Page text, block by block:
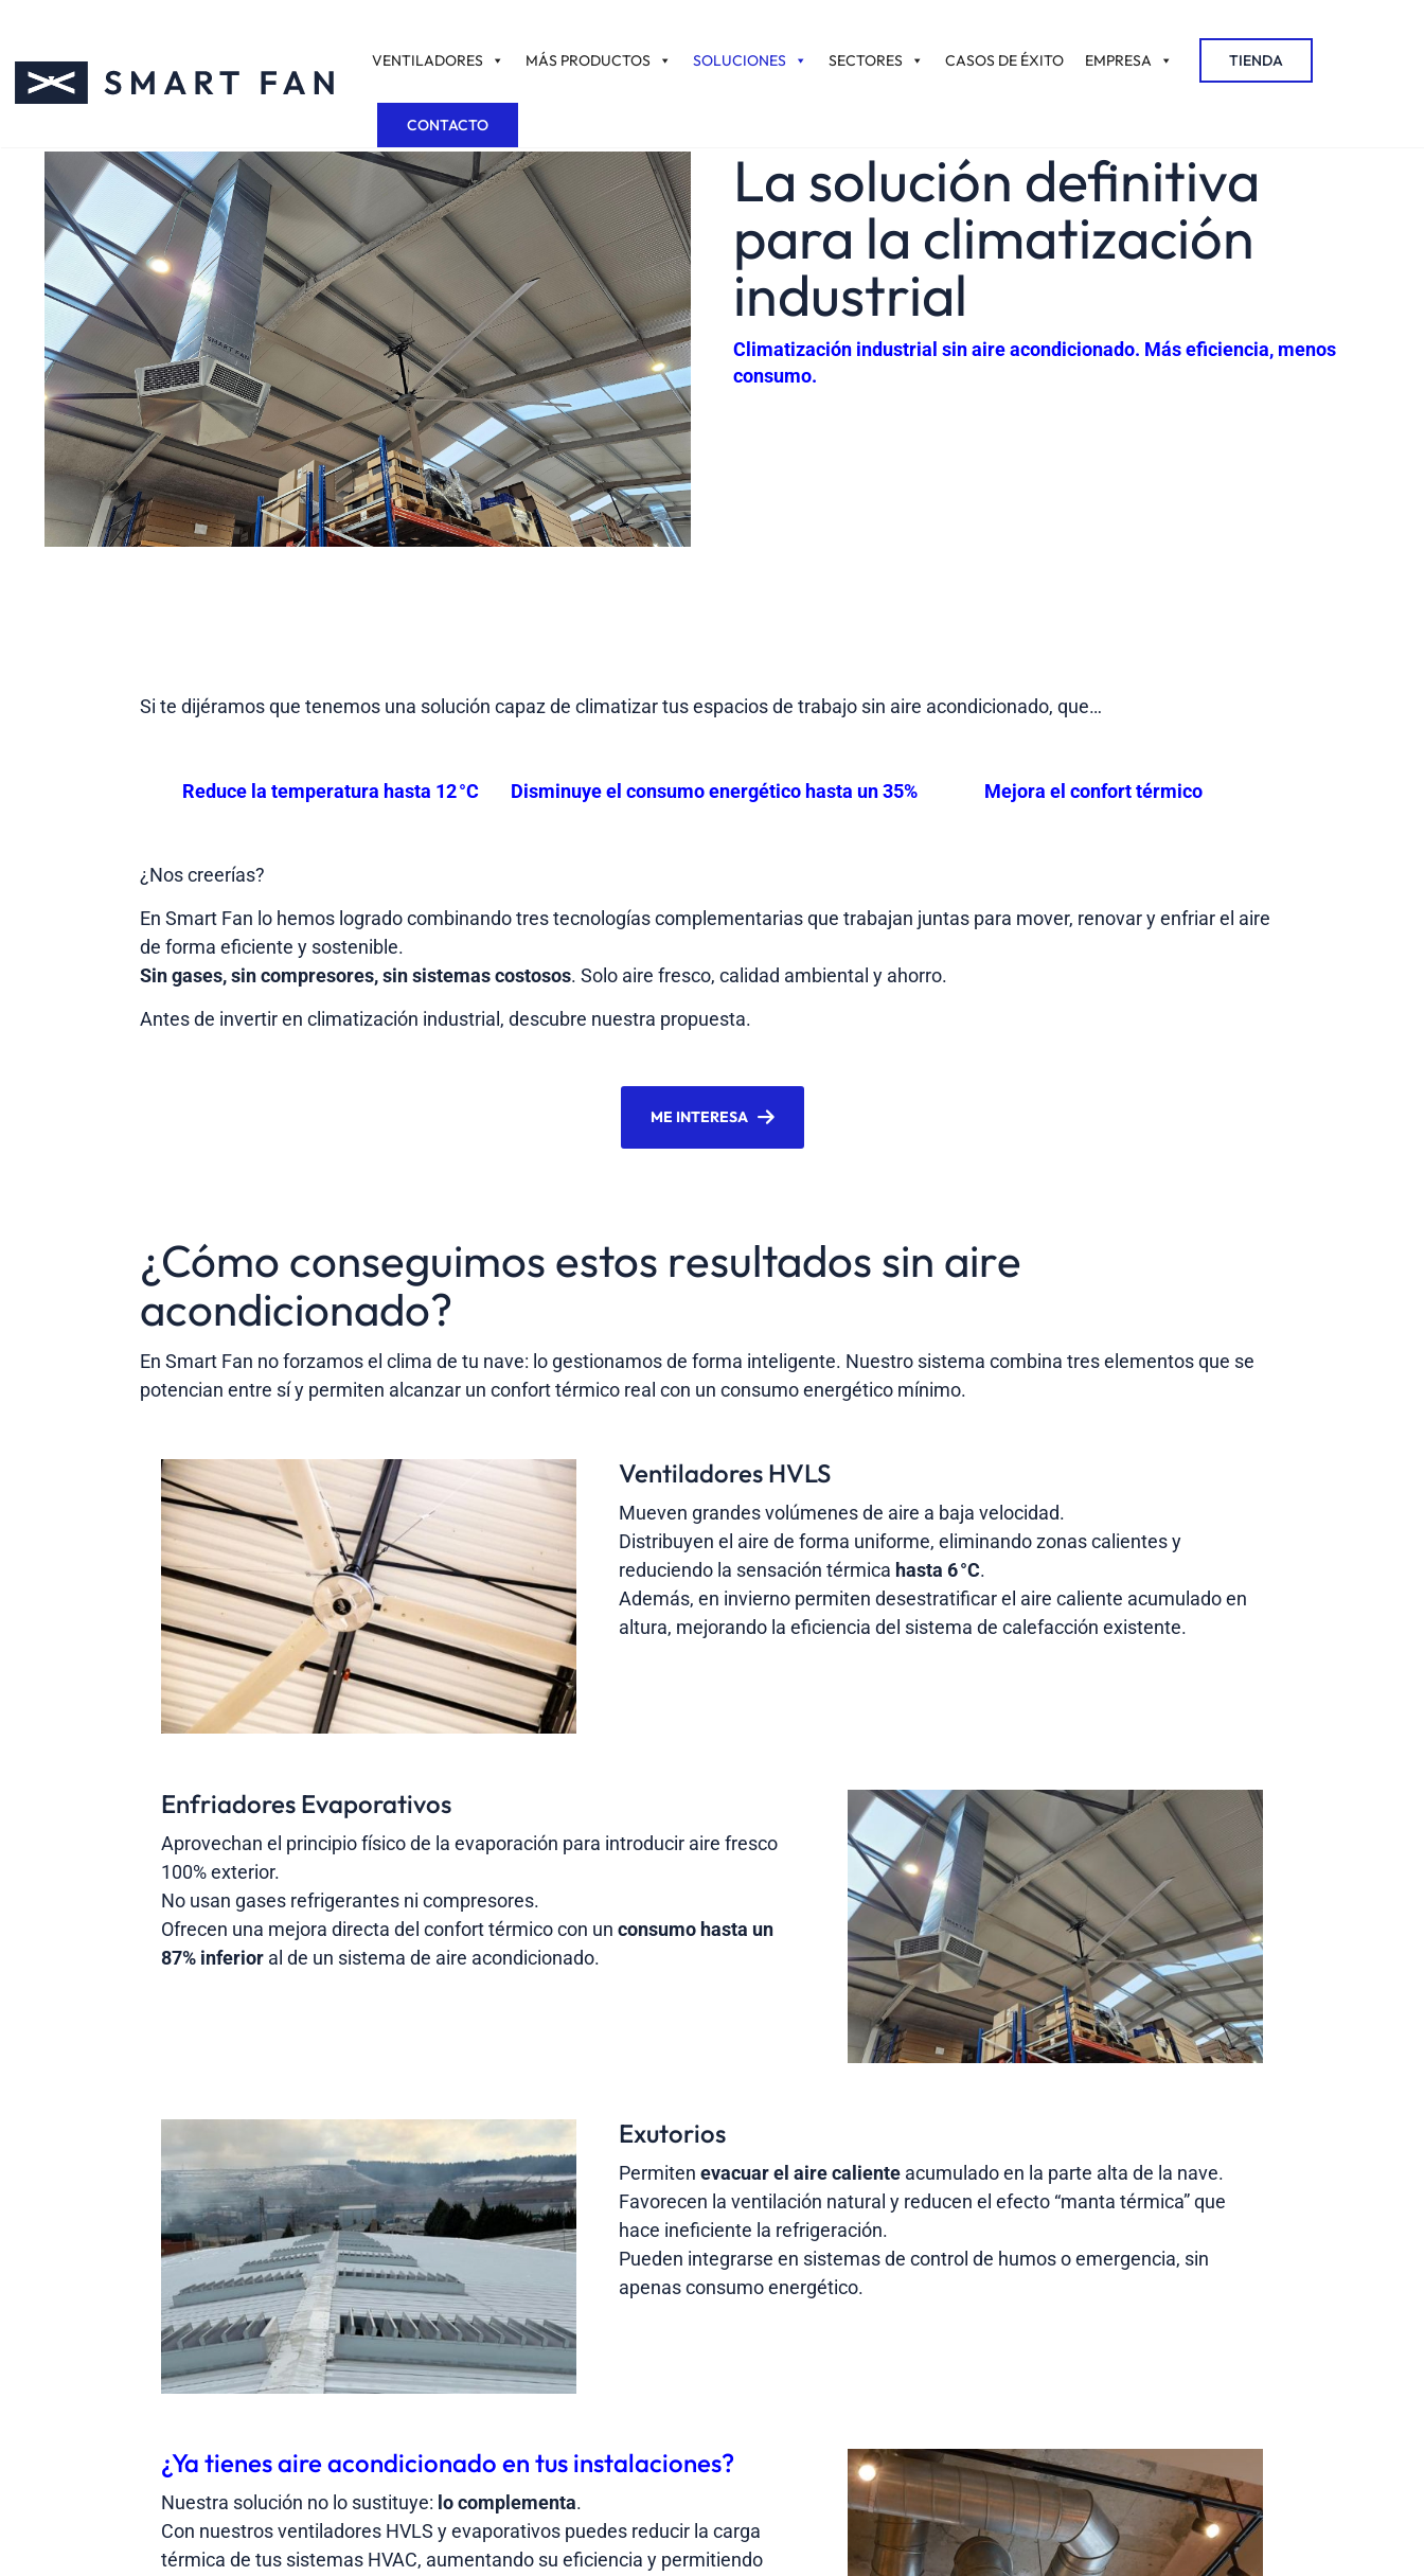
VENTILADORES MÁS PRODUCTOS SOLUCIONES SECTORES CASOS DE ÉXITO EMPRESA TIENDA
CONTACTO
La solución definitiva
para la climatización
industrial
Climatización industrial sin aire acondicionado. Más eficiencia, menos
consumo.
Si te dijéramos que tenemos una solución capaz de climatizar tus espacios de trabajo sin aire acondicionado, que…
Reduce la temperatura hasta 12 °C Disminuye el consumo energético hasta un 35% Mejora el confort térmico
¿Nos creerías?
En Smart Fan lo hemos logrado combinando tres tecnologías complementarias que trabajan juntas para mover, renovar y enfriar el aire
de forma eficiente y sostenible.
Sin gases, sin compresores, sin sistemas costosos. Solo aire fresco, calidad ambiental y ahorro.
Antes de invertir en climatización industrial, descubre nuestra propuesta.
ME INTERESA
¿Cómo conseguimos estos resultados sin aire
acondicionado?
En Smart Fan no forzamos el clima de tu nave: lo gestionamos de forma inteligente. Nuestro sistema combina tres elementos que se
potencian entre sí y permiten alcanzar un confort térmico real con un consumo energético mínimo.
Ventiladores HVLS
Mueven grandes volúmenes de aire a baja velocidad.
Distribuyen el aire de forma uniforme, eliminando zonas calientes y
reduciendo la sensación térmica hasta 6 °C.
Además, en invierno permiten desestratificar el aire caliente acumulado en
altura, mejorando la eficiencia del sistema de calefacción existente.
Enfriadores Evaporativos
Aprovechan el principio físico de la evaporación para introducir aire fresco
100% exterior.
No usan gases refrigerantes ni compresores.
Ofrecen una mejora directa del confort térmico con un consumo hasta un
87% inferior al de un sistema de aire acondicionado.
Exutorios
Permiten evacuar el aire caliente acumulado en la parte alta de la nave.
Favorecen la ventilación natural y reducen el efecto “manta térmica” que
hace ineficiente la refrigeración.
Pueden integrarse en sistemas de control de humos o emergencia, sin
apenas consumo energético.
¿Ya tienes aire acondicionado en tus instalaciones?
Nuestra solución no lo sustituye: lo complementa.
Con nuestros ventiladores HVLS y evaporativos puedes reducir la carga
térmica de tus sistemas HVAC, aumentando su eficiencia y permitiendo